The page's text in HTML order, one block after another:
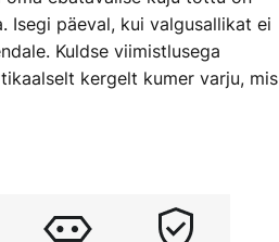
Isegi päeval, kui valgusallikat ei
Kuldse viimistlusega
kergelt kumer varju, mis
loob moodsa vormimängu.